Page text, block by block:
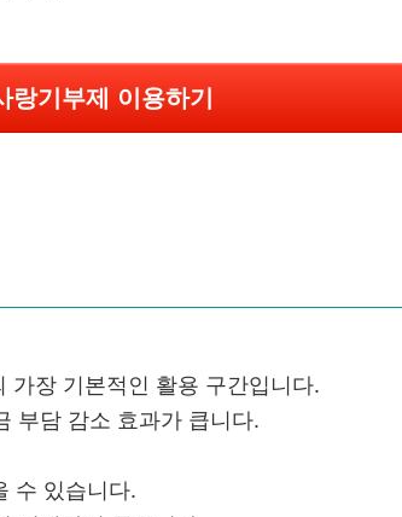
랑기부제 이용하기
가장 기본적인 활용 구간입니다.
부담 감소 효과가 큽니다.
수 있습니다.